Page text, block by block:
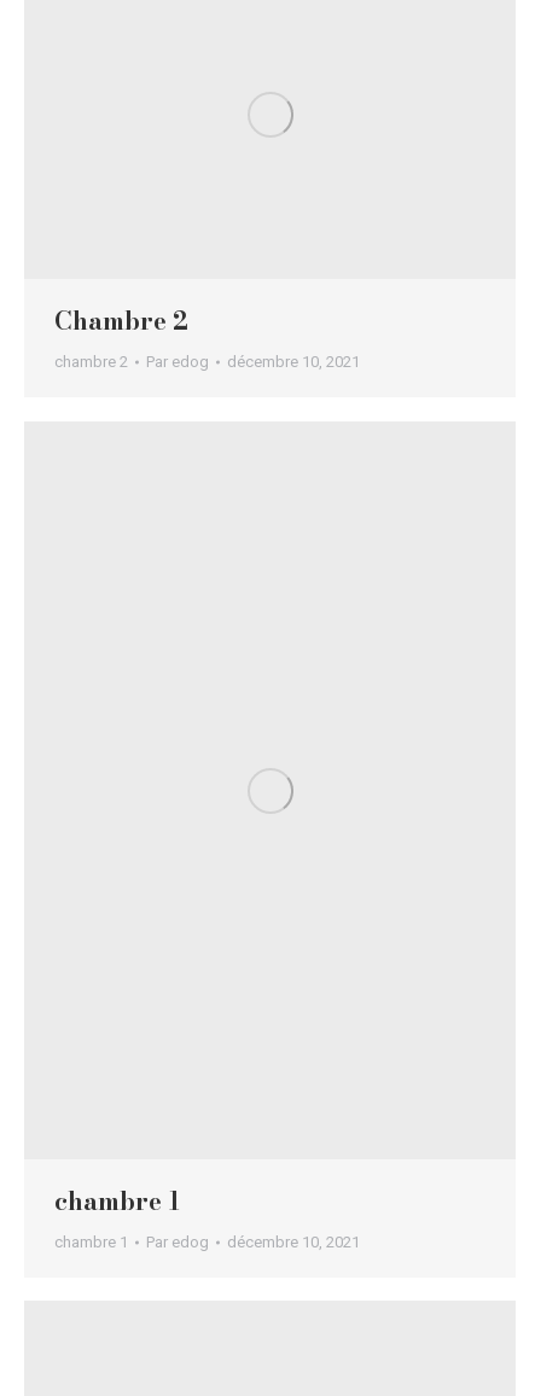
Chambre 2
chambre 2 Par edog décembre 10, 2021
chambre 1
chambre 1 Par edog décembre 10, 2021